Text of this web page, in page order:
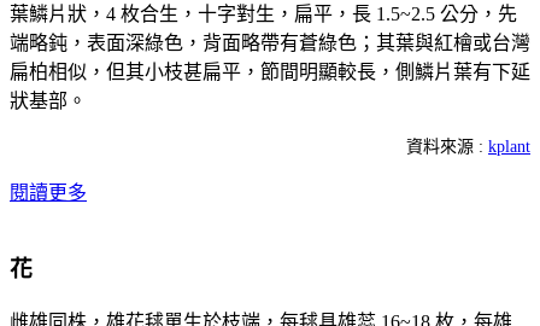
葉鱗片狀，4 枚合生，十字對生，扁平，長 1.5~2.5 公分，先
端略鈍，表面深綠色，背面略帶有蒼綠色；其葉與紅檜或台灣
扁柏相似，但其小枝甚扁平，節間明顯較長，側鱗片葉有下延
狀基部。
資料來源 : kplant
閱讀更多
花
雌雄同株，雄花毬單生於枝端，每毬具雄蕊 16~18 枚，每雄